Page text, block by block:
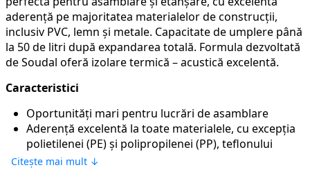
aderenţă pe majoritatea materialelor de construcţii,
inclusiv PVC, lemn şi metale. Capacitate de umplere până
la 50 de litri după expandarea totală. Formula dezvoltată
de Soudal oferă izolare termică – acustică excelentă.
Caracteristici
Oportunități mari pentru lucrări de asamblare
Aderență excelentă la toate materialele, cu excepția
polietilenei (PE) și polipropilenei (PP), teflonului
(PTFE)
Citește mai mult ↓